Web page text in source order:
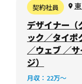
契約社員
デザイナー（
ック／タイポ
／ウェブ ／
ジ）
月収：22万〜